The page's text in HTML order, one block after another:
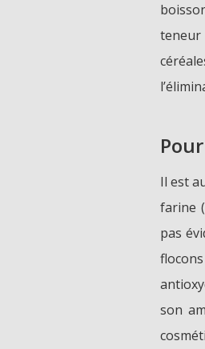
Il est
farine
pas
son